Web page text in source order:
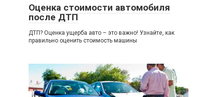
Оценка стоимости автомобиля
после ДТП
ДТП? Оценка ущерба авто – это важно! Узнайте, как
правильно оценить стоимость машины